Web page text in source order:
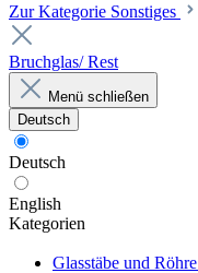
Zur Kategorie Sonstiges
Bruchglas/ Rest
Menü schließen
Deutsch
Deutsch
English
Kategorien
Glasstäbe und Röhre